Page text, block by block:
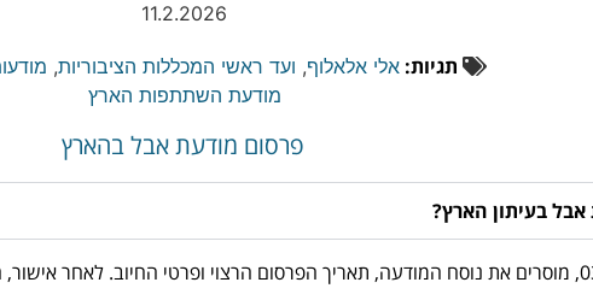
11.2.2026
תגיות: אלי אלאלוף, ועד ראשי המכללות הציבוריות,
מודעת השתתפות הארץ
פרסום מודעת אבל בהארץ
בעיתון הארץ?
יוצרים קשר בטלפון 03-3763533, מוסרים את נוסח המודעה, תאריך הפרסום הרצוי ופרטי